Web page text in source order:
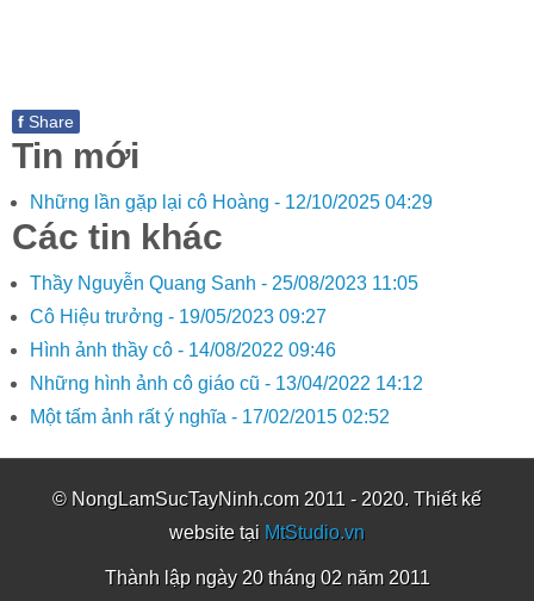
f Share
Tin mới
Những lần gặp lại cô Hoàng - 12/10/2025 04:29
Các tin khác
Thầy Nguyễn Quang Sanh - 25/08/2023 11:05
Cô Hiệu trưởng - 19/05/2023 09:27
Hình ảnh thầy cô - 14/08/2022 09:46
Những hình ảnh cô giáo cũ - 13/04/2022 14:12
Một tấm ảnh rất ý nghĩa - 17/02/2015 02:52
© NongLamSucTayNinh.com 2011 - 2020. Thiết kế
website tại MtStudio.vn
Thành lập ngày 20 tháng 02 năm 2011